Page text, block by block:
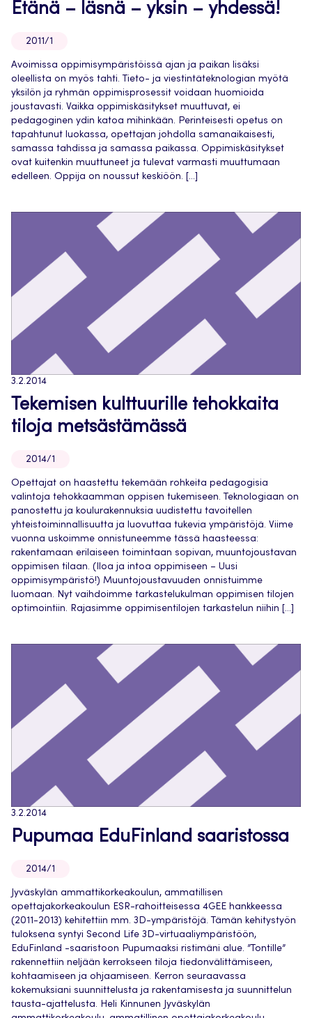
Etänä – läsnä – yksin – yhdessä!
2011/1
Avoimissa oppimisympäristöissä ajan ja paikan lisäksi
oleellista on myös tahti. Tieto- ja viestintäteknologian myötä
yksilön ja ryhmän oppimisprosessit voidaan huomioida
joustavasti. Vaikka oppimiskäsitykset muuttuvat, ei
pedagoginen ydin katoa mihinkään. Perinteisesti opetus on
tapahtunut luokassa, opettajan johdolla samanaikaisesti,
samassa tahdissa ja samassa paikassa. Oppimiskäsitykset
ovat kuitenkin muuttuneet ja tulevat varmasti muuttumaan
edelleen. Oppija on noussut keskiöön. […]
3.2.2014
Tekemisen kulttuurille tehokkaita
tiloja metsästämässä
2014/1
Opettajat on haastettu tekemään rohkeita pedagogisia
valintoja tehokkaamman oppisen tukemiseen. Teknologiaan on
panostettu ja koulurakennuksia uudistettu tavoitellen
yhteistoiminnallisuutta ja luovuttaa tukevia ympäristöjä. Viime
vuonna uskoimme onnistuneemme tässä haasteessa:
rakentamaan erilaiseen toimintaan sopivan, muuntojoustavan
oppimisen tilaan. (Iloa ja intoa oppimiseen – Uusi
oppimisympäristö!) Muuntojoustavuuden onnistuimme
luomaan. Nyt vaihdoimme tarkastelukulman oppimisen tilojen
optimointiin. Rajasimme oppimisentilojen tarkastelun niihin […]
3.2.2014
Pupumaa EduFinland saaristossa
2014/1
Jyväskylän ammattikorkeakoulun, ammatillisen
opettajakorkeakoulun ESR-rahoitteisessa 4GEE hankkeessa
(2011-2013) kehitettiin mm. 3D-ympäristöjä. Tämän kehitystyön
tuloksena syntyi Second Life 3D-virtuaaliympäristöön,
EduFinland -saaristoon Pupumaaksi ristimäni alue. ”Tontille”
rakennettiin neljään kerrokseen tiloja tiedonvälittämiseen,
kohtaamiseen ja ohjaamiseen. Kerron seuraavassa
kokemuksiani suunnittelusta ja rakentamisesta ja suunnittelun
tausta-ajattelusta. Heli Kinnunen Jyväskylän